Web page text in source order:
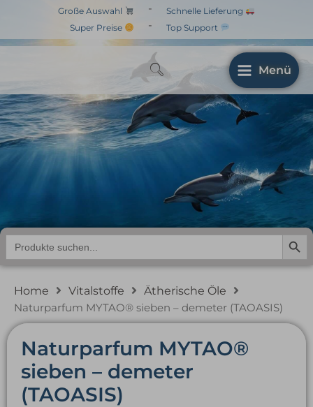
springen
Große Auswahl
Super Preise
-
-
Schnelle Lieferung
Top Support
Menü
Naturparfum MYTAO®
sieben – demeter
(TAOASIS)
Search
for:
Search
Home Vitalstoffe Ätherische Öle
Naturparfum MYTAO® sieben – demeter (TAOASIS)
Naturparfum MYTAO®
sieben – demeter
(TAOASIS)